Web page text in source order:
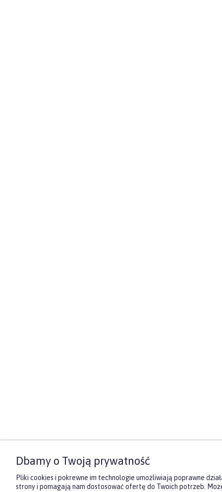
Dbamy o Twoją prywatność
Pliki cookies i pokrewne im technologie umożliwiają poprawne
strony i pomagają nam dostosować ofertę do Twoich potrzeb.